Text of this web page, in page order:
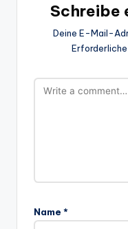
Schreibe
Deine E-Mail-
Name *